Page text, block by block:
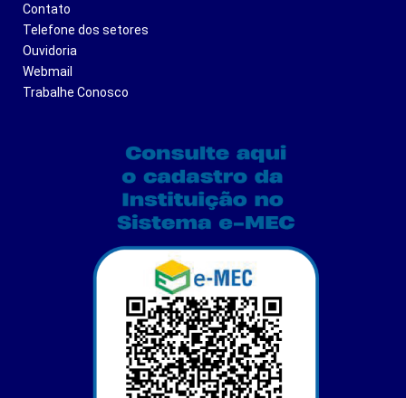
Contato
Telefone dos setores
Ouvidoria
Webmail
Trabalhe Conosco